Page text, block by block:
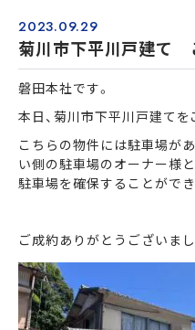
簡単！
まずは何
お問い合わせ
メール
LINEで
2023.09.29
菊川市下平川戸建て
磐田本社です。
本日、菊川市下平川戸建てを
こちらの物件には駐車場が
い側の駐車場のオーナー様
駐車場を確保することができ
ご成約ありがとうございまし